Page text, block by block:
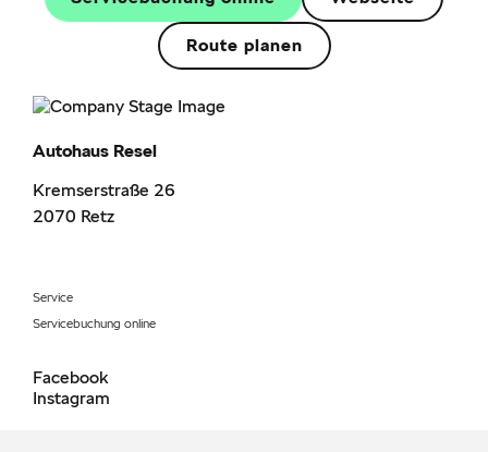
Route planen
Autohaus Resel
Kremserstraße 26
2070 Retz
Service
Servicebuchung online
Facebook
Instagram